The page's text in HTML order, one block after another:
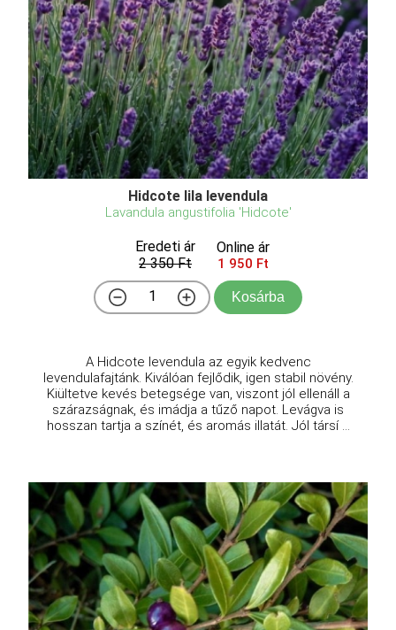
Hidcote lila levendula
Lavandula angustifolia 'Hidcote'
Eredeti ár
2 350 Ft
Online ár
1 950 Ft
Kosárba
A Hidcote levendula az egyik kedvenc
levendulafajtánk. Kiválóan fejlődik, igen stabil növény.
Kiültetve kevés betegsége van, viszont jól ellenáll a
szárazságnak, és imádja a tűző napot. Levágva is
hosszan tartja a színét, és aromás illatát. Jól társí ...